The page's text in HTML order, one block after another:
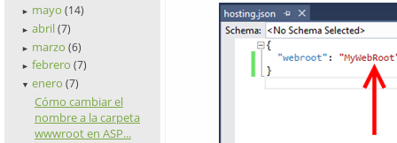
► mayo (14)
► abril (7)
► marzo (6)
► febrero (7)
▼ enero (7)
Cómo cambiar el
nombre a la carpeta
wwwroot en ASP...